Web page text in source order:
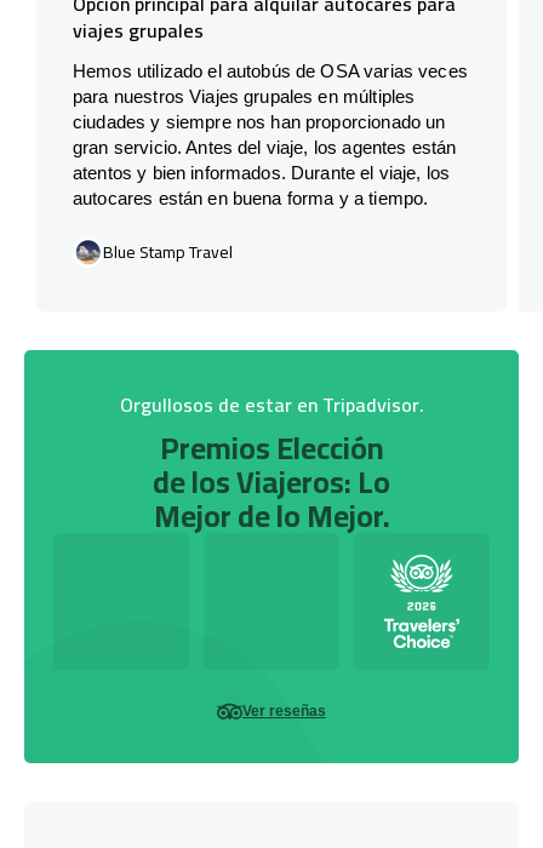
viajes grupales
Hemos utilizado el autobús de OSA varias veces
para nuestros Viajes grupales en múltiples
ciudades y siempre nos han proporcionado un
gran servicio. Antes del viaje, los agentes están
atentos y bien informados. Durante el viaje, los
autocares están en buena forma y a tiempo.
Blue Stamp Travel
Orgullosos de estar en Tripadvisor.
Premios Elección
de los Viajeros: Lo
Mejor de lo Mejor.
Ver reseñas